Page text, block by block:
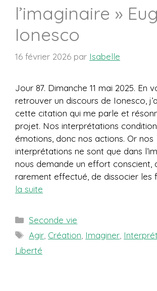
l’imaginaire »
Ionesco
16 février 2026 par Isabelle
Jour 87. Dimanche 11 mai 2025. En
retrouver un discours de Ionesco,
cette citation qui me parle et
projet. Nos interprétations
émotions, donc nos actions. Or nos
interprétations ne sont que dans
nous demande un effort conscient,
rarement effectué, de dissocier les
la suite
Catégories
Seconde vie
Étiquettes
Agir Création Imaginer
Liberté